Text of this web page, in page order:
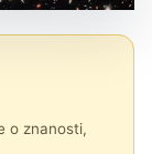
o znanosti,